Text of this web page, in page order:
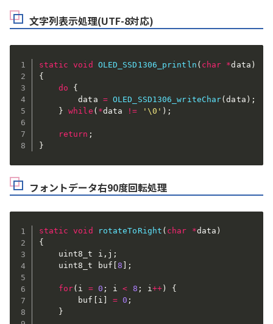
文字列表示処理(UTF-8対応)
static void OLED_SSD1306_println ( char *data )
{
do
{
        data
= OLED_SSD1306_writeChar(data ) ;
}
while ( *data != '\0' ) ;
return ;
}
フォントデータ右90度回転処理
static void rotateToRight ( char *data )
{
    uint8_t i
, j ;
    uint8_t buf
[8 ;
for( i = 0 ; i < 8 ; i++ )
{
        buf
i = 0 ;
}